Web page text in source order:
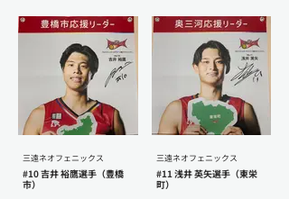
三遠ネオフェニックス
#10 吉井 裕鷹選手（豊橋
市）
三遠ネオフェニックス
#11 浅井 英矢選手（東栄
町）